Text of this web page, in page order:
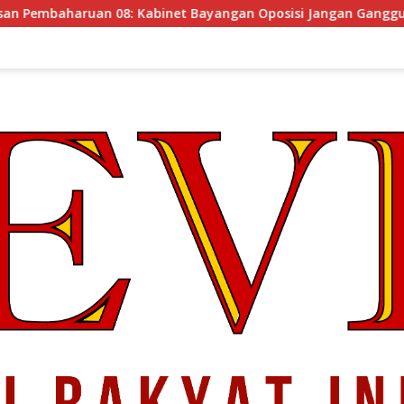
Bayangan Oposisi Jangan Ganggu Stabilitas Nasional dan